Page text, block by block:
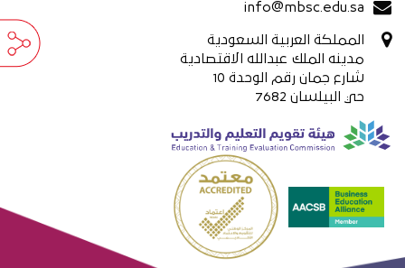
info@mbsc.edu.sa
المملكة العربية السعودية
مدينه الملك عبدالله الاقتصادية
شارع جمان رقم الوحدة 10
حي البيلسان 7682